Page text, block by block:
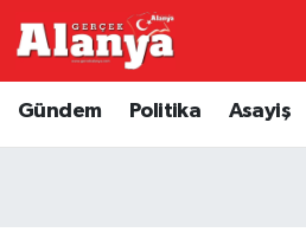
Gündem Politika Asayiş
Genel
Trafik Durumu